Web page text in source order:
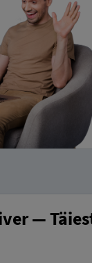
—